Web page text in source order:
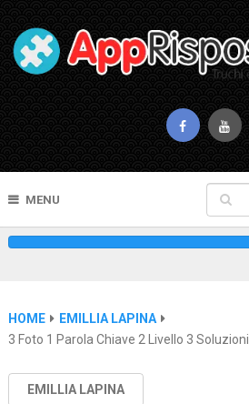
MENU
HOME
EMILLIA LAPINA
3 Foto 1 Parola Chiave 2 Livello 3 Soluzioni
EMILLIA LAPINA